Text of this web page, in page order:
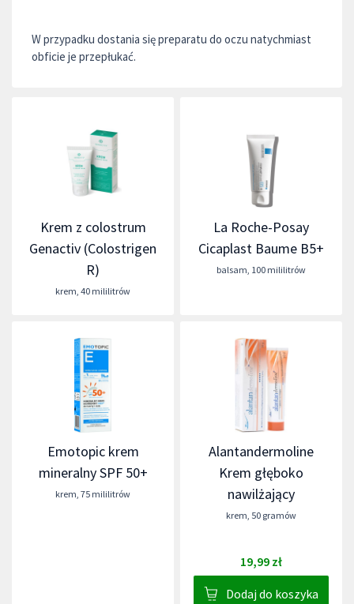
W przypadku dostania się preparatu do oczu natychmiast
obficie je przepłukać.
Krem z colostrum
Genactiv (Colostrigen
R)
krem, 40 mililitrów
La Roche-Posay
Cicaplast Baume B5+
balsam, 100 mililitrów
Emotopic krem
mineralny SPF 50+
krem, 75 mililitrów
Alantandermoline
Krem głęboko
nawilżający
krem, 50 gramów
19,99 zł
Dodaj do koszyka